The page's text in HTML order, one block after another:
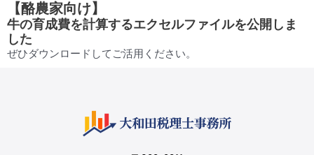
【酪農家向け】
牛の育成費を計算するエクセルファイルを公開しま
した
ぜひダウンロードしてご活用ください。